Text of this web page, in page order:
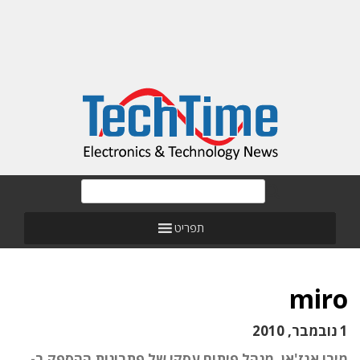
תפריט
miro
1 נובמבר, 2010